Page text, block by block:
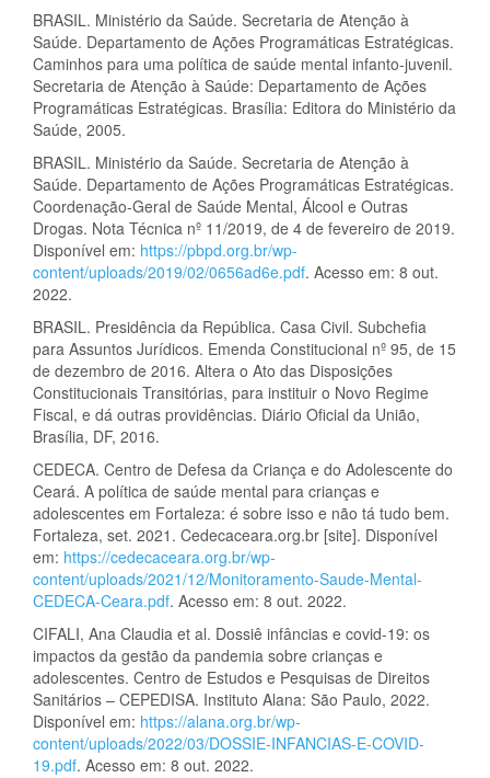
BRASIL. Ministério da Saúde. Secretaria de Atenção à
Saúde. Departamento de Ações Programáticas Estratégicas.
Caminhos para uma política de saúde mental infanto-juvenil.
Secretaria de Atenção à Saúde: Departamento de Ações
Programáticas Estratégicas. Brasília: Editora do Ministério da
Saúde, 2005.
BRASIL. Ministério da Saúde. Secretaria de Atenção à
Saúde. Departamento de Ações Programáticas Estratégicas.
Coordenação-Geral de Saúde Mental, Álcool e Outras
Drogas. Nota Técnica nº 11/2019, de 4 de fevereiro de 2019.
Disponível em: https://pbpd.org.br/wp-
content/uploads/2019/02/0656ad6e.pdf. Acesso em: 8 out.
2022.
BRASIL. Presidência da República. Casa Civil. Subchefia
para Assuntos Jurídicos. Emenda Constitucional nº 95, de 15
de dezembro de 2016. Altera o Ato das Disposições
Constitucionais Transitórias, para instituir o Novo Regime
Fiscal, e dá outras providências. Diário Oficial da União,
Brasília, DF, 2016.
CEDECA. Centro de Defesa da Criança e do Adolescente do
Ceará. A política de saúde mental para crianças e
adolescentes em Fortaleza: é sobre isso e não tá tudo bem.
Fortaleza, set. 2021. Cedecaceara.org.br [site]. Disponível
em: https://cedecaceara.org.br/wp-
content/uploads/2021/12/Monitoramento-Saude-Mental-
CEDECA-Ceara.pdf. Acesso em: 8 out. 2022.
CIFALI, Ana Claudia et al. Dossiê infâncias e covid-19: os
impactos da gestão da pandemia sobre crianças e
adolescentes. Centro de Estudos e Pesquisas de Direitos
Sanitários – CEPEDISA. Instituto Alana: São Paulo, 2022.
Disponível em: https://alana.org.br/wp-
content/uploads/2022/03/DOSSIE-INFANCIAS-E-COVID-
19.pdf. Acesso em: 8 out. 2022.